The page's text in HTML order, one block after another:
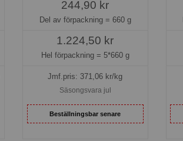
244,90 kr
Del av förpackning = 660 g
1.224,50 kr
Hel förpackning = 5*660 g
Jmf.pris: 371,06 kr/kg
Säsongsvara jul
Beställningsbar senare